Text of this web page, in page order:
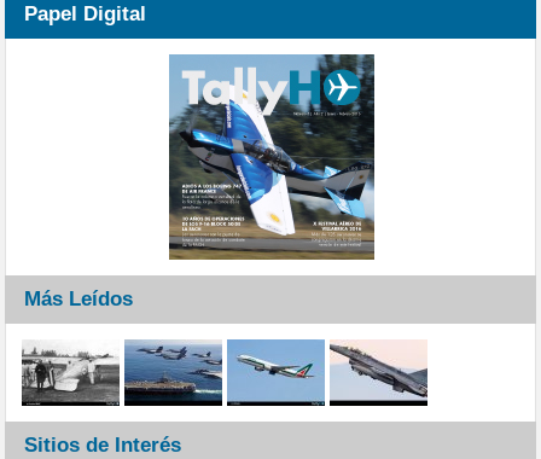
Papel Digital
Más Leídos
Sitios de Interés